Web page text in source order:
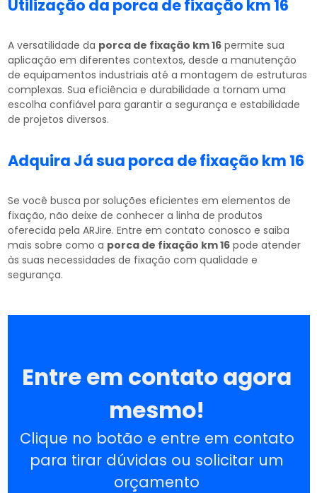
Utilização da porca de fixação km 16
A versatilidade da porca de fixação km 16permite sua
aplicação em diferentes contextos, desde a manutenção
de equipamentos industriais até a montagem de estruturas
complexas. Sua eficiência e durabilidade a tornam uma
escolha confiável para garantir a segurança e estabilidade
de projetos diversos.
Adquira Já sua porca de fixação km 16
Se você busca por soluções eficientes em elementos de
fixação, não deixe de conhecer a linha de produtos
oferecida pela ARJire. Entre em contato conosco e saiba
mais sobre como a porca de fixação km 16pode atender
às suas necessidades de fixação com qualidade e
segurança.
Entre em contato agora
mesmo!
Clique no botão e entre em contato
para tirar dúvidas ou solicitar um
orçamento